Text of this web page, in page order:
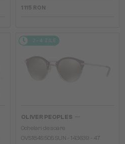
1 115 RON
2-4 ZILE
OLIVER PEOPLES
Ochelari de soare
OV5184S 505 SUN - 143639 - 47